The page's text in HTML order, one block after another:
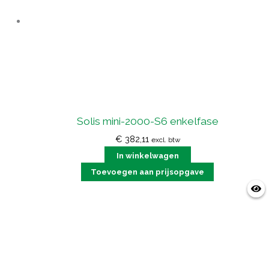
Solis mini-2000-S6 enkelfase
€ 382,11 excl. btw
In winkelwagen
Toevoegen aan prijsopgave